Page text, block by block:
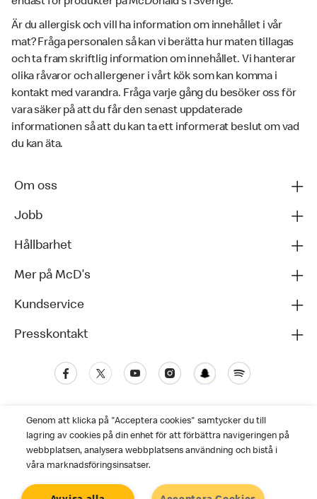
Är du allergisk och vill ha information om innehållet i vår
mat? Fråga personalen så kan vi berätta hur maten tillagas
och ta fram skriftlig information om innehållet. Vi hanterar
olika råvaror och allergener i vårt kök som kan komma i
kontakt med varandra. Fråga varje gång du besöker oss för
vara säker på att du får den senast uppdaterade
informationen så att du kan ta ett informerat beslut om vad
du kan äta.
Om oss
Jobb
Hållbarhet
Mer på McD's
Kundservice
Presskontakt
Kundservice
Genom att klicka på "Acceptera cookies" samtycker du till
lagring av cookies på din enhet för att förbättra navigeringen på
webbplatsen, analysera webbplatsens användning och bistå i
våra marknadsföringsinsatser.